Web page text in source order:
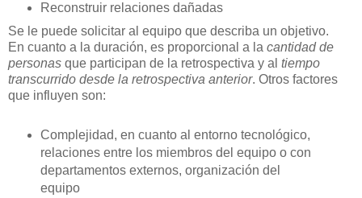
Reconstruir relaciones dañadas
Se le puede solicitar al equipo que describa un objetivo.
En cuanto a la duración, es proporcional a la cantidad de
personas que participan de la retrospectiva y al tiempo
transcurrido desde la retrospectiva anterior. Otros factores
que influyen son:
Complejidad, en cuanto al entorno tecnológico,
relaciones entre los miembros del equipo o con
departamentos externos, organización del
equipo